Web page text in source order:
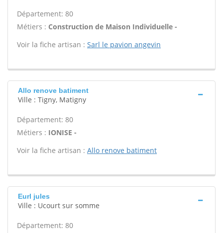
Département: 80
Métiers : Construction de Maison Individuelle -
Voir la fiche artisan : Sarl le pavion angevin
Allo renove batiment
Ville : Tigny, Matigny
Département: 80
Métiers : IONISE -
Voir la fiche artisan : Allo renove batiment
Eurl jules
Ville : Ucourt sur somme
Département: 80